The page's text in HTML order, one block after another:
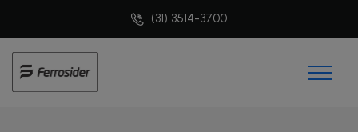
(31) 3514-3700